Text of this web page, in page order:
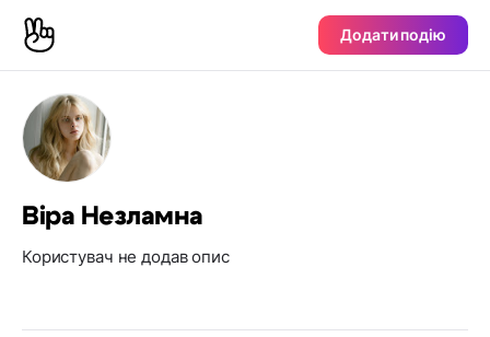
Додати подію
Віра Незламна
Користувач не додав опис